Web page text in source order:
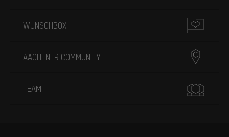
WUNSCHBOX
AACHENER COMMUNITY
TEAM